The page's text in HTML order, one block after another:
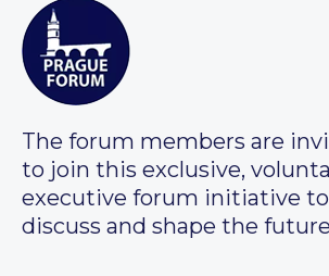
The forum members are
to join this exclusive,
executive forum initiative
discuss and shape the